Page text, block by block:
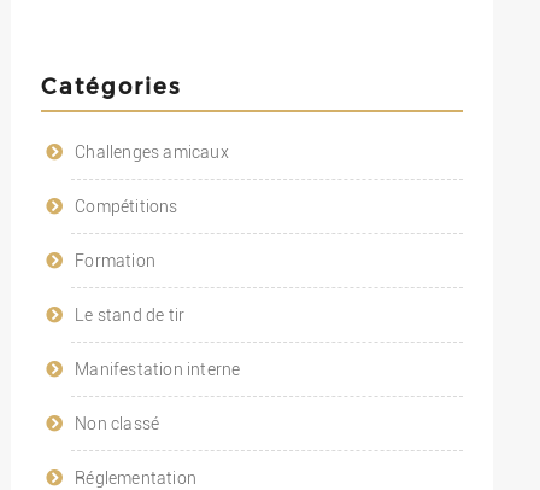
Catégories
Challenges amicaux
Compétitions
Formation
Le stand de tir
Manifestation interne
Non classé
Réglementation